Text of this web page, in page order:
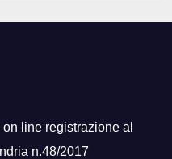
line registrazione al
n.48/2017